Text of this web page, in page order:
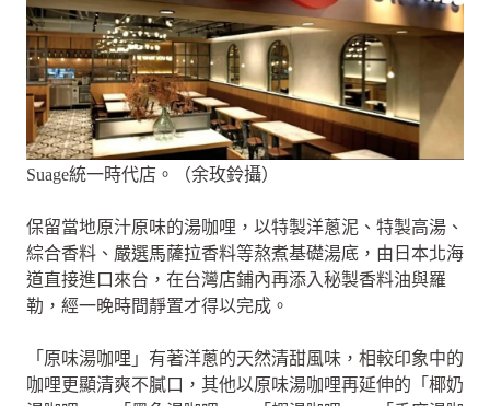
Suage統一時代店。（余玫鈴攝）
保留當地原汁原味的湯咖哩，以特製洋蔥泥、特製高湯、
綜合香料、嚴選馬薩拉香料等熬煮基礎湯底，由日本北海
道直接進口來台，在台灣店鋪內再添入秘製香料油與羅
勒，經一晚時間靜置才得以完成。
「原味湯咖哩」有著洋蔥的天然清甜風味，相較印象中的
咖哩更顯清爽不膩口，其他以原味湯咖哩再延伸的「椰奶